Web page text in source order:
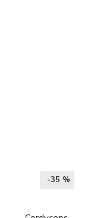
-35 %